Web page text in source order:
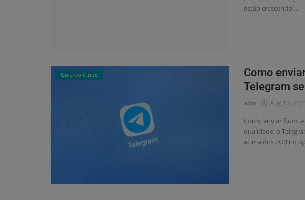
estão crescendo!...
Guia do Clube
Como
Telegram
adm Aug 13, 2021
Como enviar fotos
qualidade: o
acima dos 2GB no